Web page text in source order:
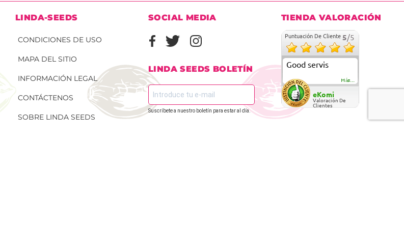
LINDA-SEEDS
CONDICIONES DE USO
MAPA DEL SITIO
INFORMACIÓN LEGAL
CONTÁCTENOS
SOBRE LINDA SEEDS
SOCIAL MEDIA
LINDA SEEDS BOLETÍN
Suscríbete a nuestro boletín para estar al día.
TIENDA VALORACIÓN
Puntuación De Cliente 5/5
Good servis
Más...
eKomi
Valoración De
Clientes